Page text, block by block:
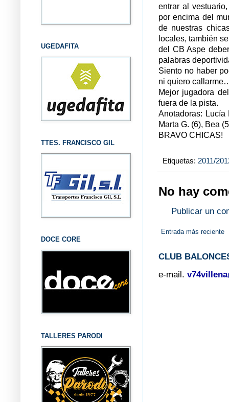
entrar al
por encima del
de nuestras
locales, también
del CB Aspe
palabras
Siento no haber
ni quiero
Mejor jugadora
fuera de la pista.
Anotadoras: Lucía
Marta G. (6), Bea
BRAVO CHICAS!
Etiquetas: 2011/
No hay
Publicar un
Entrada más reciente
CLUB
e-mail.
UGEDAFITA
TTES. FRANCISCO GIL
DOCE CORE
TALLERES PARODI